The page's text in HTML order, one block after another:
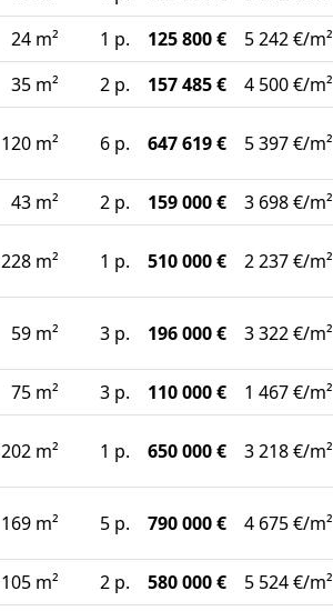
24 m² 1 p. 125 800 €
5 242 €/m²
35 m² 2 p. 157 485 € 4 500 €/m²
120 m² 6 p. 647 619 € 5 397 €/m²
43 m² 2 p. 159 000 € 3 698 €/m²
228 m² 1 p. 510 000 € 2 237 €/m²
59 m² 3 p. 196 000 € 3 322 €/m²
75 m² 3 p. 110 000 € 1 467 €/m²
202 m² 1 p. 650 000 € 3 218 €/m²
169 m² 5 p. 790 000 € 4 675 €/m²
105 m² 2 p. 580 000 € 5 524 €/m²